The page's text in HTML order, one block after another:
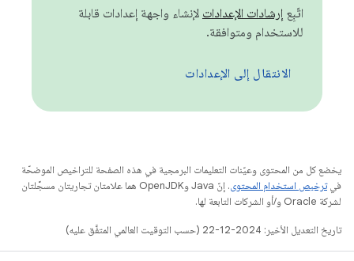
اتّبِع إرشادات الإعدادات لإنشاء واجهة إعدادات قابلة
للاستخدام ومتوافقة.
الانتقال إلى الإعدادات
يخضع كل من المحتوى وعيّنات التعليمات البرمجية في هذه الصفحة للتراخيص الموضحّة
فيترخيص استخدام المحتوى
. إنّ Java وOpenJDK هما علامتان تجاريتان مسجَّلتان
لشركة Oracle و/أو الشركات التابعة لها.
تاريخ التعديل الأخير: 2024-12-22 (حسب التوقيت العالمي المتفَّق عليه)